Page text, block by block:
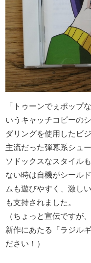
「トゥーンでぇポップ
いうキャッチコピーの
ダリングを使用したビ
主流だった弾幕系シュ
ソドックスなスタイル
ない時は自機がシール
ムも遊びやすく、激し
も支持されました。
（ちょっと宣伝ですが
新作にあたる『ラジル
ださい！）